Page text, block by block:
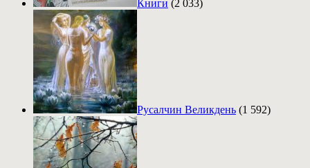
Книги (2 033)
Русалчин Великдень (1 592)